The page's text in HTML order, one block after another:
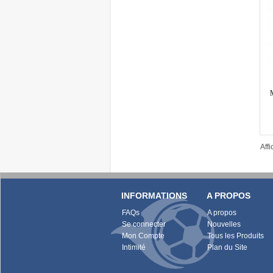
INFORMATIONS
FAQs
Se connecter
Mon Compte
Intimité
A PROPOS
A propos
Nouvelles
Tous les Produits
Plan du Site